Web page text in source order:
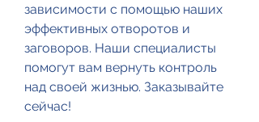
зависимости с помощью наших
эффективных отворотов и
заговоров. Наши специалисты
помогут вам вернуть контроль
над своей жизнью. Заказывайте
сейчас!